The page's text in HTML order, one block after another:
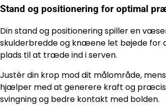
Stand og positionering for optimal
Din stand og positionering spiller en
skulderbredde og knæene let bøjede for
plads til at træde ind i serven.
Justér din krop mod dit målområde,
hjælper med at generere kraft og
svingning og bedre kontakt med bolden.